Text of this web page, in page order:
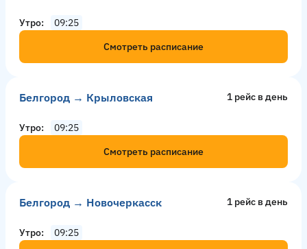
Утро
09:25
Смотреть расписание
Белгород → Крыловская 1 рейс в день
Утро
09:25
Смотреть расписание
Белгород → Новочеркасск 1 рейс в день
Утро
09:25